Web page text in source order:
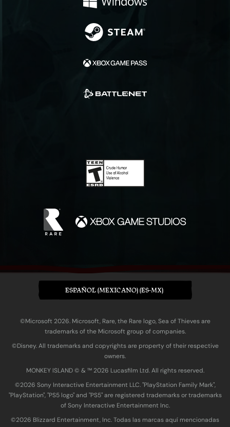
ESPAÑOL (MEXICANO) (ES-MX)
©Microsoft 2026. Microsoft, Rare, the Rare logo, Sea of Thieves are
trademarks of the Microsoft group of companies.
©Disney. All trademarks and copyrights are property of their respective
owners.
MONKEY ISLAND © & ™ 20‍26 Lucasfilm Ltd. All rights reserved.
©2026 Sony Interactive Entertainment LLC. "PlayStation Family Mark",
"PlayStation", "PS5 logo" and "PS5" are registered trademarks or trademarks
of Sony Interactive Entertainment Inc.
©2026 Blizzard Entertainment, Inc. Todas las marcas aquí mencionadas